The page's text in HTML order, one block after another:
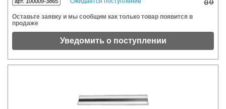
Оставьте заявку и мы сообщим как только товар появится в
продаже
Уведомить о поступлении